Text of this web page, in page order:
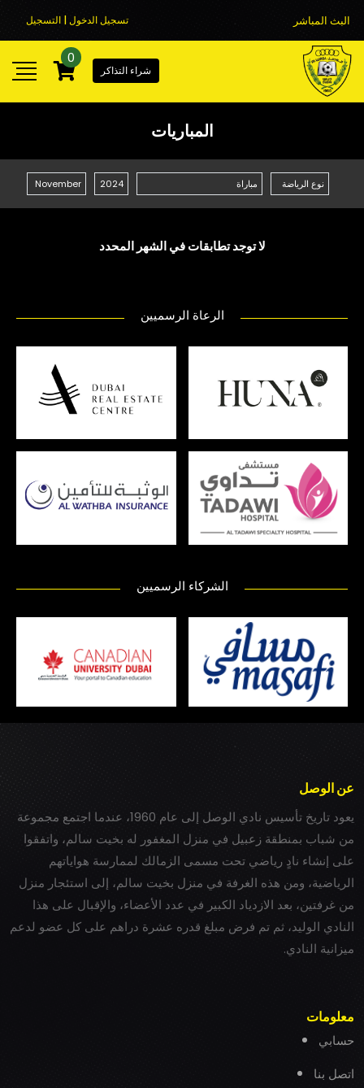
البث المباشر تسجيل الدخول | التسجيل
شراء التذاكر
0
المباريات
لا توجد تطابقات في الشهر المحدد
الرعاة الرسميين
الشركاء الرسميين
عن الوصل
يعود تاريخ تأسيس نادي الوصل إلى عام 1960، عندما اجتمع مجموعة
من شباب بمنطقة زعبيل في منزل المغفور له بخيت سالم، واتفقوا
على إنشاء نادٍ رياضي تحت مسمى الزمالك لممارسة هواياتهم
الرياضية، ومن هذه الغرفة في منزل بخيت سالم، إلى استئجار منزل
من غرفتين، بعد الازدياد الكبير في عدد الأعضاء، والإقبال على هذا
النادي الوليد، ثم تم فرض مبلغ قدره عشرة دراهم على كل عضو لدعم
ميزانية النادي.
معلومات
حسابي
اتصل بنا